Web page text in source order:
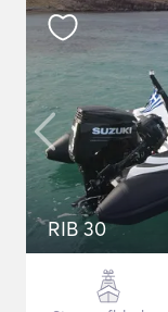
RIB 30